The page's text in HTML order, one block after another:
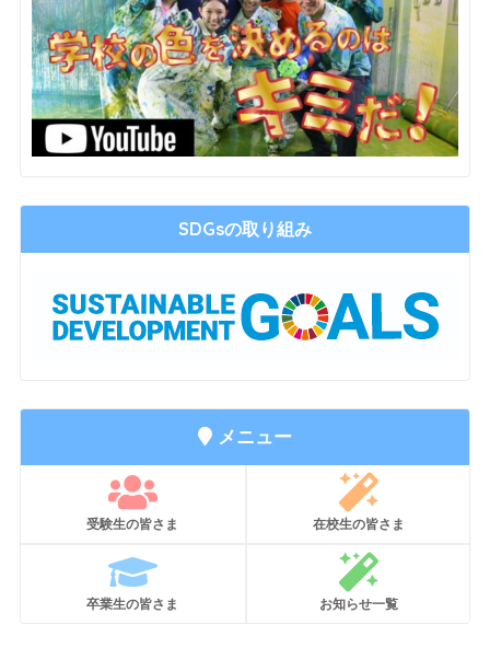
SDGsの取り組み
メニュー
受験生の皆さま 在校生の皆さま
卒業生の皆さま お知らせ一覧